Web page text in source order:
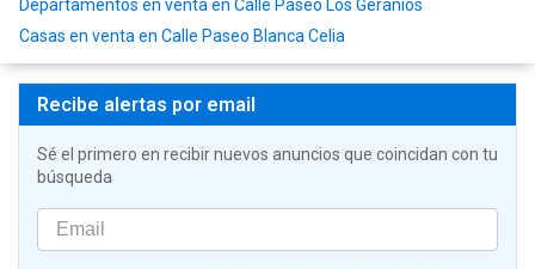
Departamentos en venta en Calle Paseo Los Geranios
Casas en venta en Calle Paseo Blanca Celia
Recibe alertas por email
Sé el primero en recibir nuevos anuncios que coincidan con tu
búsqueda